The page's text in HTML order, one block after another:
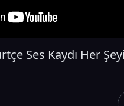
Ses Kaydı Her